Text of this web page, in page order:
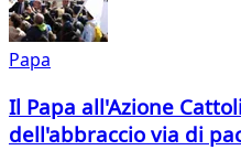
Papa
Il Papa all'Azione
dell'abbraccio via di